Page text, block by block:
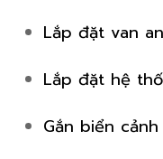
Lắp đặt van
Lắp đặt hệ
Gắn biển